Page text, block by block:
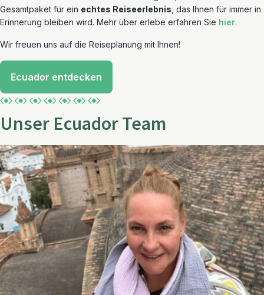
Gesamtpaket für ein echtes Reiseerlebnis , das Ihnen für immer in
Erinnerung bleiben wird. Mehr über erlebe erfahren Sie hier.
Wir freuen uns auf die Reiseplanung mit Ihnen!
Ecuador entdecken
Unser Ecuador Team